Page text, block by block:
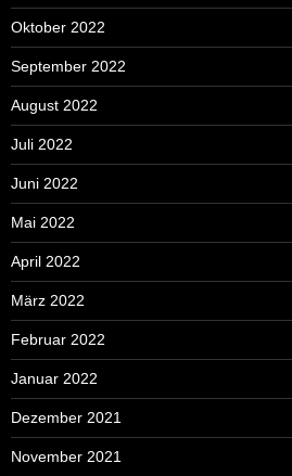
Oktober 2022
September 2022
August 2022
Juli 2022
Juni 2022
Mai 2022
April 2022
März 2022
Februar 2022
Januar 2022
Dezember 2021
November 2021